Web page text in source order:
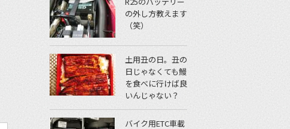
の外し方教えます
（笑）
土用丑の日。丑の
日じゃなくても鰻
を食べに行けば良
いんじゃない？
バイク用ETC車載